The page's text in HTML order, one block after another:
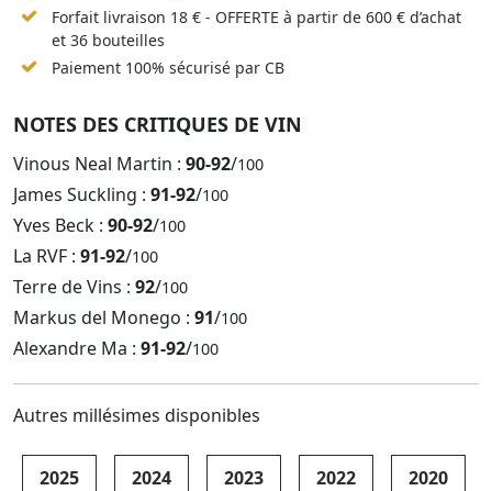
Forfait livraison 18 € - OFFERTE à partir de 600 € d’achat
et 36 bouteilles
Paiement 100% sécurisé par CB
NOTES DES CRITIQUES DE VIN
Vinous Neal Martin : 90-92/100
James Suckling : 91-92/100
Yves Beck : 90-92/100
La RVF : 91-92/100
Terre de Vins : 92/100
Markus del Monego : 91/100
Alexandre Ma : 91-92/100
Autres millésimes disponibles
2025 2024 2023 2022 2020